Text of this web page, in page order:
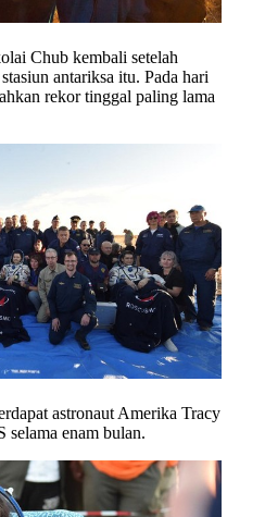
Chub kembali setelah
antariksa itu. Pada hari
rekor tinggal paling lama
astronaut Amerika Tracy
selama enam bulan.